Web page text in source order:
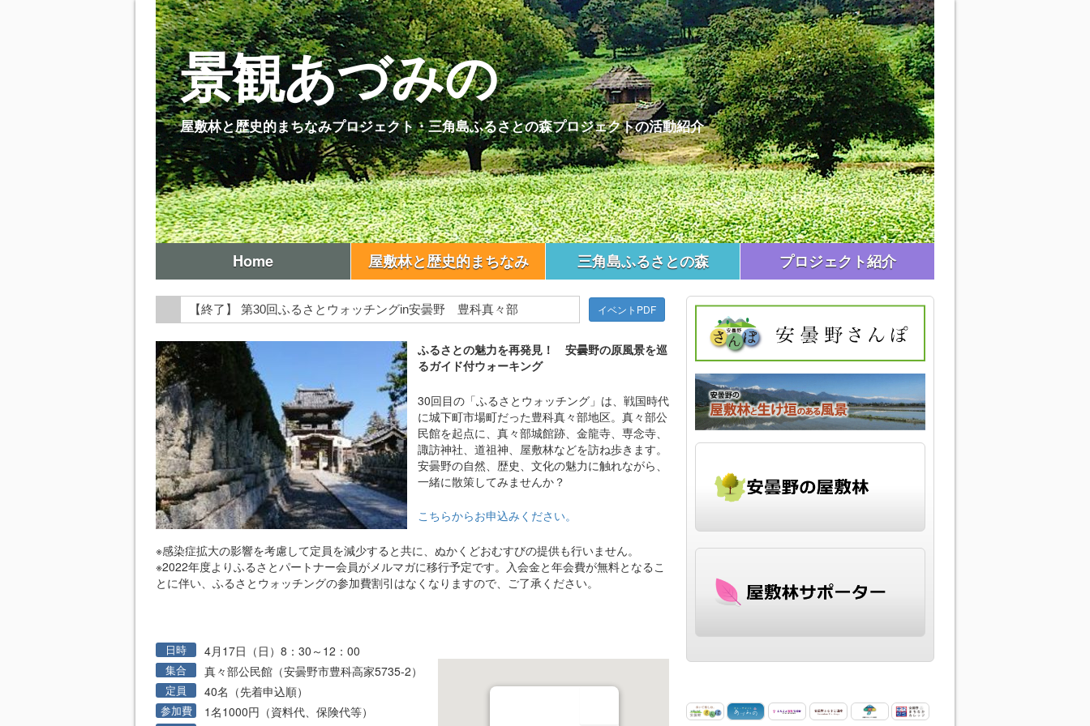
景観あづみの
屋敷林と歴史的まちなみプロジェクト・三角島ふるさとの森プロジェクトの活動紹介
Home 屋敷林と歴史的まちなみ 三角島ふるさとの森 プロジェクト紹介
【終了】 第30回ふるさとウォッチングin安曇野 豊科真々部 イベントPDF
ふるさとの魅力を再発見！ 安曇野の原風景を巡
るガイド付ウォーキング
30回目の「ふるさとウォッチング」は、戦国時代
に城下町市場町だった豊科真々部地区。真々部公
民館を起点に、真々部城館跡、金龍寺、専念寺、
諏訪神社、道祖神、屋敷林などを訪ね歩きます。
安曇野の自然、歴史、文化の魅力に触れながら、
一緒に散策してみませんか？
こちらからお申込みください。
※感染症拡大の影響を考慮して定員を減少すると共に、ぬかくどおむすびの提供も行いません。
※2022年度よりふるさとパートナー会員がメルマガに移行予定です。入会金と年会費が無料となるこ
とに伴い、ふるさとウォッチングの参加費割引はなくなりますので、ご了承ください。
日時 4月17日（日）8：30～12：00
駐車場
集合 真々部公民館（安曇野市豊科高家5735-2）
定員 40名（先着申込順）
参加費 1名1000円（資料代、保険代等）